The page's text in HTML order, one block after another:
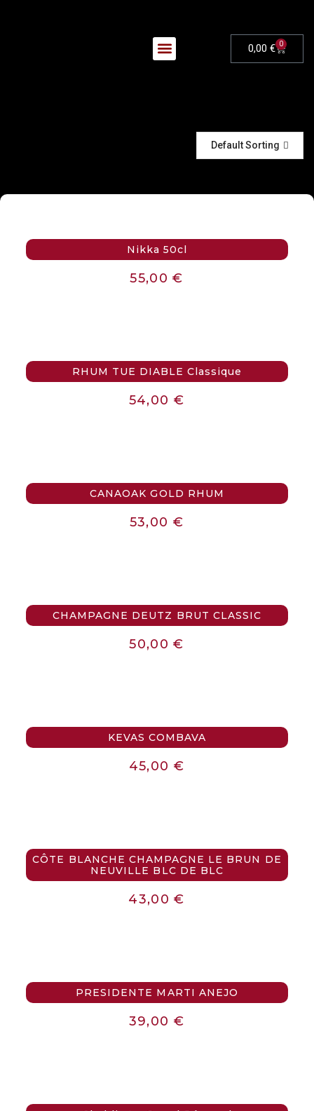
0,00 € 0
Default Sorting
Nikka 50cl
55,00€
RHUM TUE DIABLE Classique
54,00 €
CANAOAK GOLD RHUM
53,00 €
CHAMPAGNE DEUTZ BRUT CLASSIC
50,00€
KEVAS COMBAVA
45,00 €
CÔTE BLANCHE CHAMPAGNE LE BRUN DE
NEUVILLE BLC DE BLC
43,00€
PRESIDENTE MARTI ANEJO
39,00 €